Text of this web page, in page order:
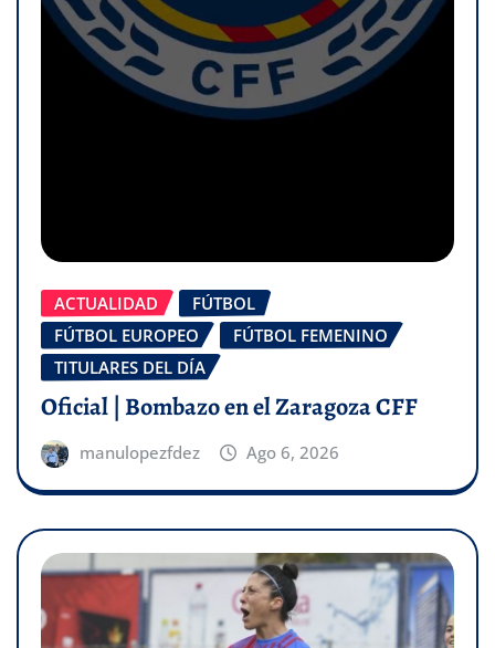
ACTUALIDAD
FÚTBOL
FÚTBOL EUROPEO
FÚTBOL FEMENINO
TITULARES DEL DÍA
Oficial | Bombazo en el Zaragoza CFF
manulopezfdez Ago 6, 2026